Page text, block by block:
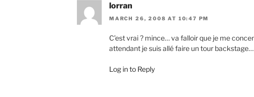
lorran
MARCH 26, 2008 AT 10:47 PM
C’est vrai ? mince… va falloir que je me
attendant je suis allé faire un tour
Log in to Reply